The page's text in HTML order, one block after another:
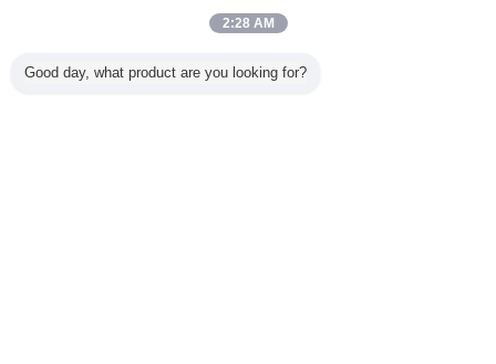
Tutti i prodotti
2:28 AM
Good day, what product are you looking for?